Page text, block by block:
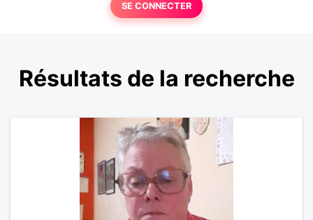
SE CONNECTER
Résultats de la recherche